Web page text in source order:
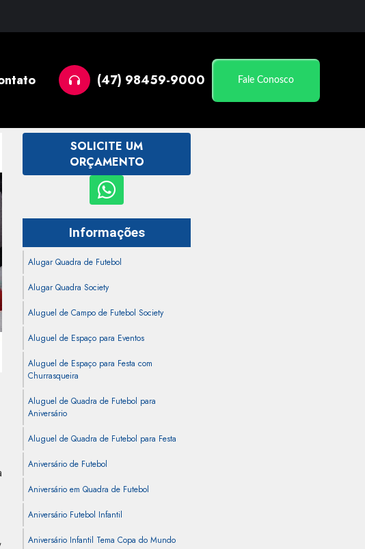
(47) 98459-9000 Fale Conosco
SOLICITE UM
ORÇAMENTO
Informações
Alugar Quadra de Futebol
Alugar Quadra Society
Aluguel de Campo de Futebol Society
Aluguel de Espaço para Eventos
Aluguel de Espaço para Festa com
Churrasqueira
Aluguel de Quadra de Futebol para
Aniversário
Aluguel de Quadra de Futebol para Festa
Aniversário de Futebol
Aniversário em Quadra de Futebol
Aniversário Futebol Infantil
Aniversário Infantil Tema Copa do Mundo